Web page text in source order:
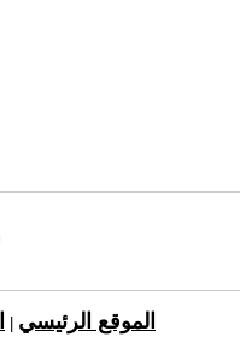
الموقع الرئيسي